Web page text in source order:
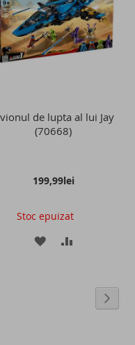
DE
DORINTE
de lupta al lui Jay
(70668)
199,99lei
Stoc epuizat
ADAUGATI